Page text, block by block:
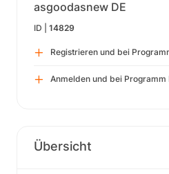
asgoodasnew DE
ID | 14829
Registrieren und bei
Anmelden und bei
Übersicht